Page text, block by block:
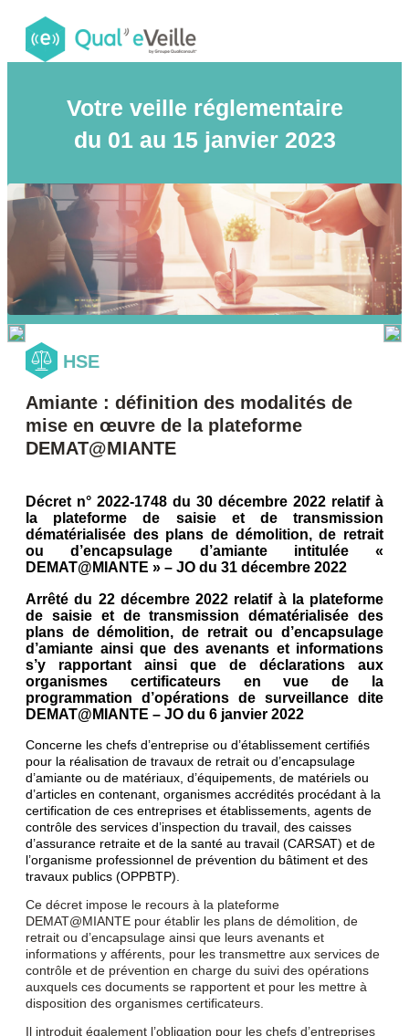
Votre veille réglementaire
du 01 au 15 janvier 2023
HSE
Amiante : définition des modalités de
mise en œuvre de la plateforme
DEMAT@MIANTE
Décret n° 2022-1748 du 30 décembre 2022 relatif à
la plateforme de saisie et de transmission
dématérialisée des plans de démolition, de retrait
ou d’encapsulage d’amiante intitulée «
DEMAT@MIANTE » – JO du 31 décembre 2022
Arrêté du 22 décembre 2022 relatif à la plateforme
de saisie et de transmission dématérialisée des
plans de démolition, de retrait ou d’encapsulage
d’amiante ainsi que des avenants et informations
s’y rapportant ainsi que de déclarations aux
organismes certificateurs en vue de la
programmation d’opérations de surveillance dite
DEMAT@MIANTE – JO du 6 janvier 2022
Concerne les chefs d’entreprise ou d’établissement certifiés
pour la réalisation de travaux de retrait ou d’encapsulage
d’amiante ou de matériaux, d’équipements, de matériels ou
d’articles en contenant, organismes accrédités procédant à la
certification de ces entreprises et établissements, agents de
contrôle des services d’inspection du travail, des caisses
d’assurance retraite et de la santé au travail (CARSAT) et de
l’organisme professionnel de prévention du bâtiment et des
travaux publics (OPPBTP).
Ce décret impose le recours à la plateforme
DEMAT@MIANTE pour établir les plans de démolition, de
retrait ou d’encapsulage ainsi que leurs avenants et
informations y afférents, pour les transmettre aux services de
contrôle et de prévention en charge du suivi des opérations
auxquels ces documents se rapportent et pour les mettre à
disposition des organismes certificateurs.
Il introduit également l’obligation pour les chefs d’entreprises